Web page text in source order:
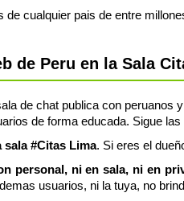
cualquier pais de entre
de Peru en la Sala
de chat publica con
de forma educada. Sigue
sala #Citas Lima. Si eres el
personal, ni en sala, ni en
usuarios, ni la tuya, no